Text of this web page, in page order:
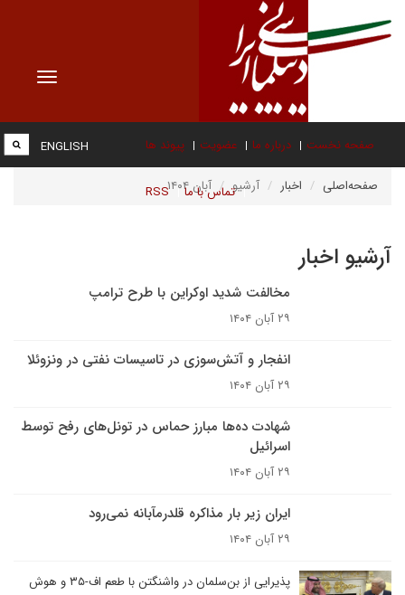
Toggle
صفحه نخست درباره ما عضویت پیوند ها
تماس با ما RSS
ENGLISH
صفحه‌اصلی اخبار آرشیو آبان ۱۴۰۴
آرشیو اخبار
مخالفت شدید اوکراین با طرح ترامپ
۲۹ آبان ۱۴۰۴
انفجار و آتش‌سوزی در تاسیسات نفتی در ونزوئلا
۲۹ آبان ۱۴۰۴
شهادت ده‌ها مبارز حماس در تونل‌های رفح توسط
اسرائیل
۲۹ آبان ۱۴۰۴
ایران زیر بار مذاکره قلدرمآبانه نمی‌رود
۲۹ آبان ۱۴۰۴
پذیرایی از بن‌سلمان در واشنگتن با طعم اف-۳۵ و هوش